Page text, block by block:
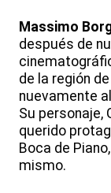
Massimo
después de
de la región
nuevamente
Su personaje,
querido
Boca de
mismo.